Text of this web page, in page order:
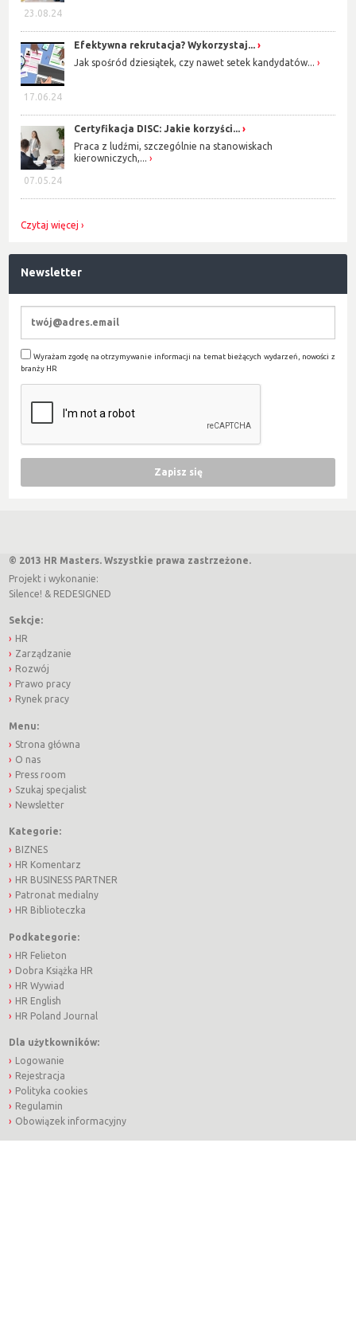
23.08.24
17.06.24
Efektywna rekrutacja? Wykorzystaj...
Jak spośród dziesiątek, czy nawet setek kandydatów...
07.05.24
Certyfikacja DISC: Jakie korzyści...
Praca z ludźmi, szczególnie na stanowiskach
kierowniczych,...
Czytaj więcej
Newsletter
Wyrażam zgodę na otrzymywanie informacji na temat bieżących wydarzeń, nowości z
branży HR
© 2013 HR Masters. Wszystkie prawa zastrzeżone.
Projekt i wykonanie:
Silence! & REDESIGNED
Sekcje:
HR
Zarządzanie
Rozwój
Prawo pracy
Rynek pracy
Menu:
Strona główna
O nas
Press room
Szukaj specjalist
Newsletter
Kategorie:
BIZNES
HR Komentarz
HR BUSINESS PARTNER
Patronat medialny
HR Biblioteczka
Podkategorie:
HR Felieton
Dobra Książka HR
HR Wywiad
HR English
HR Poland Journal
Dla użytkowników:
Logowanie
Rejestracja
Polityka cookies
Regulamin
Obowiązek informacyjny